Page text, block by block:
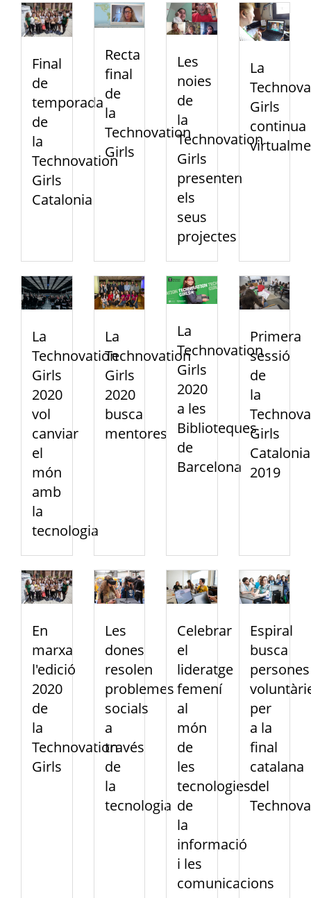
Final
de
temporada
de
la
Technovation
Girls
Catalonia
Recta
final
de
la
Technovation
Girls
Les
noies
de
la
Technovation
Girls
presenten
els
seus
projectes
La
Girls
continua
La
Technovation
Girls
2020
vol
canviar
el
món
amb
la
tecnologia
La
Technovation
Girls
2020
busca
mentores
La
Technovation
Girls
2020
a les
Biblioteques
de
Barcelona
Primera
sessió
de
la
Girls
Catalonia
2019
En
marxa
l'edició
2020
de
la
Technovation
Girls
Les
dones
resolen
problemes
socials
a
través
de
la
tecnologia
Celebrar
el
lideratge
femení
al
món
de
les
tecnologies
de
la
informació
i les
comunicacions
Espiral
busca
persones
per
a la
final
catalana
del